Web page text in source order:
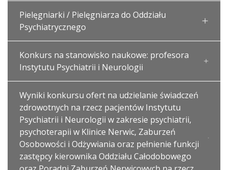
Pielęgniarki / Pielęgniarza do Oddziału
Psychiatrycznego
Konkurs na stanowisko naukowe: profesora
Instytutu Psychiatrii i Neurologii
Wyniki konkursu ofert na udzielanie świadczeń
zdrowotnych na rzecz pacjentów Instytutu
Psychiatrii i Neurologii w zakresie psychiatrii,
psychoterapii w Klinice Nerwic, Zaburzeń
Osobowości i Odżywiania oraz pełnienie funkcji
zastępcy kierownika Oddziału Całodobowego